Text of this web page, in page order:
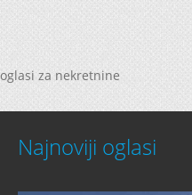
oglasi za nekretnine
Najnoviji oglasi